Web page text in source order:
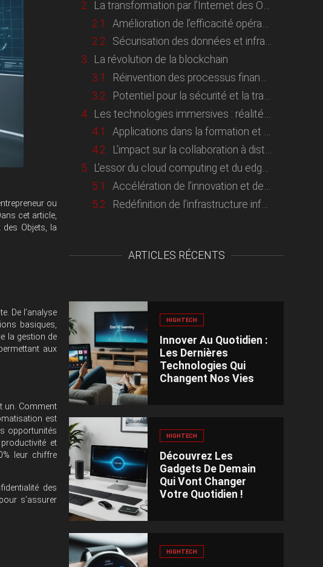
ou
cet article,
des Objets, la
De l’analyse
basiques,
la gestion de
aux
un. Comment
est
opportunités
et
leur chiffre
des
s’assurer
Sécurisation des données et infrastructures connectées
La révolution de la blockchain
Applications dans la formation et le marketing
L’impact sur la collaboration à distance
Redéfinition de l’infrastructure informatique
ARTICLES RÉCENTS
HIGHTECH
Innover Au Quotidien :
Les Dernières
Technologies Qui
Changent Nos Vies
HIGHTECH
Découvrez Les
Gadgets De Demain
Qui Vont Changer
Votre Quotidien !
HIGHTECH